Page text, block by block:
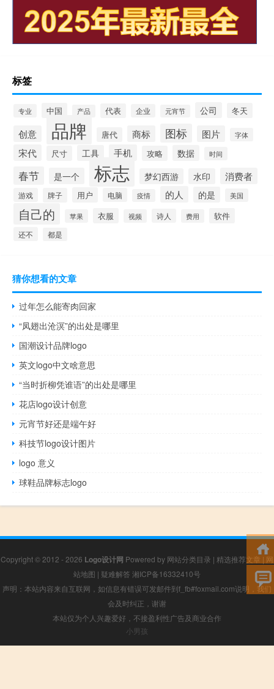
标签
专业 中国 产品 代表 企业 元宵节 公司 冬天
创意 品牌 唐代 商标 图标 图片 字体
宋代 尺寸 工具 手机 攻略 数据 时间
春节 是一个 标志 梦幻西游 水印 消费者
游戏 牌子 用户 电脑 疫情 的人 的是 美国
自己的 苹果 衣服 视频 诗人 费用 软件
还不 都是
猜你想看的文章
过年怎么能寄肉回家
“凤翅出沧溟”的出处是哪里
国潮设计品牌logo
英文logo中文啥意思
“当时折柳凭谁语”的出处是哪里
花店logo设计创意
元宵节好还是端午好
科技节logo设计图片
logo 意义
球鞋品牌标志logo
Copyright © 2012 - 2026 Logo设计网 Powered by 网站分类目录 | 精选推荐文章 | 网
站地图 | 疑难解答 湘ICP备16332410号
声明：本站内容来自互联网，如信息有错误可发邮件到f_fb#foxmail.com说明，我们
会及时纠正，谢谢
本站仅为个人兴趣爱好，不接盈利性广告及商业合作
小男孩